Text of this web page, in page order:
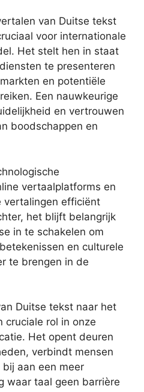
van Duitse tekst
voor internationale
Het stelt hen in staat
te presenteren
en potentiële
Een nauwkeurige
en vertrouwen
boodschappen en
vertaalplatforms en
vertalingen efficiënt
het blijft belangrijk
in te schakelen om
en culturele
te brengen in de
Duitse tekst naar het
cruciale rol in onze
Het opent deuren
verbindt mensen
aan een meer
waar taal geen barrière